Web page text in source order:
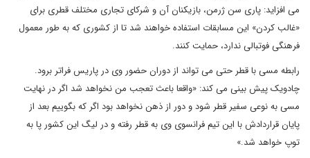
می افزاید: پاری سن ژرمن، بازیکنان آن و شرکای تجاری مختلف قطری برای
«غالب کردن» این مسابقات استفاده خواهند شد تا از کشوری که به طور معمول
فرهنگی فوتبالی ندارد، حمایت کنند.
رابطه مسی با قطر حتی می تواند از دوران حضور وی در پاریس فراتر برود.
چادویک پیش بینی می کند: «واقعا باعث تعجب من نخواهد شد اگر در نهایت
مسی به نوعی سفیر قطر شود و دور از ذهن نخواهد بود اگر که بگوییم بعد از
پایان قراردادش با این تیم فرانسوی وی به قطر رفته و در لیگ این کشور پا به
توپ خواهد شد.»